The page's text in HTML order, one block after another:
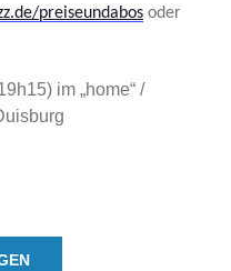
preiseundabos oder
im „home“ /